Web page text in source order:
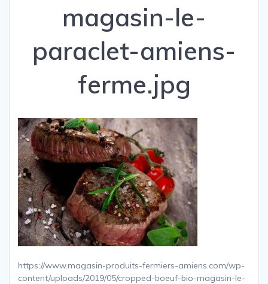
magasin-le-
paraclet-amiens-
ferme.jpg
https://www.magasin-produits-fermiers-amiens.com/wp-
content/uploads/2019/05/cropped-boeuf-bio-magasin-le-